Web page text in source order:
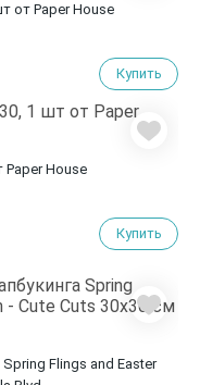
от Paper House
Купить
Paper House
Купить
Flings and Easter